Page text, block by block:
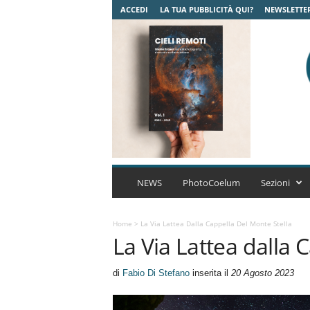
ACCEDI LA TUA PUBBLICITÀ QUI?
C
u
m
A
t
r
NEWS PhotoCoelum Sezioni
Home > La Via Lattea Dalla Cappella Del Monte Stella
La Via Lattea dalla
di Fabio Di Stefanoinserita il 20 Agosto 2023